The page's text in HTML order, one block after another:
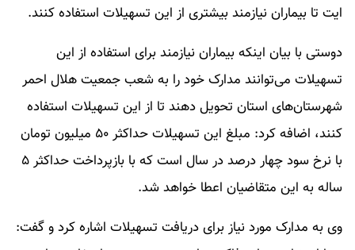
ایت تا بیماران نیازمند بیشتری از این تسهیلات استفاده کنند.
دوستی با بیان اینکه بیماران نیازمند برای استفاده از این
تسهیلات می‌توانند مدارک خود را به شعب جمعیت هلال احمر
شهرستان‌های استان تحویل دهند تا از این تسهیلات استفاده
کنند، اضافه کرد: مبلغ این تسهیلات حداکثر ۵۰ میلیون تومان
با نرخ سود چهار درصد در سال است که با بازپرداخت حداکثر ۵
ساله به این متقاضیان اعطا خواهد شد.
وی به مدارک مورد نیاز برای دریافت تسهیلات اشاره کرد و گفت: